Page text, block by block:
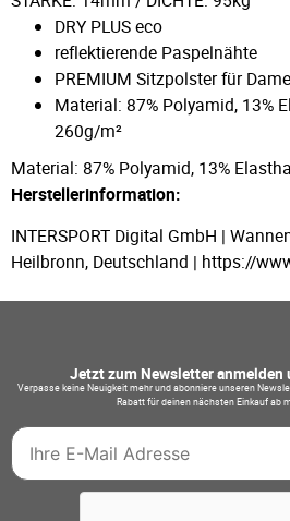
DRY PLUS eco
reflektierende Paspelnähte
PREMIUM Sitzpolster für
Material: 87% Polyamid, 13%
260g/m²
Material: 87% Polyamid, 13%
Herstellerinformation:
INTERSPORT Digital GmbH |
Heilbronn, Deutschland | https://
Jetzt zum Newsletter anmelden
Verpasse keine Neuigkeit mehr und abonniere unseren
Rabatt für deinen nächsten Einkauf ab